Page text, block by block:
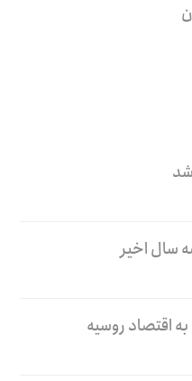
شد
اقتصاد روسیه